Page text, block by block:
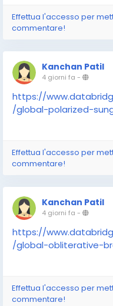
Effettua l'accesso per
commentare!
Kanchan Patil
4 giorni fa -
https://
/global-polarized-
Effettua l'accesso per
commentare!
Kanchan Patil
4 giorni fa -
https://
/global-obliterative-
Effettua l'accesso per
commentare!